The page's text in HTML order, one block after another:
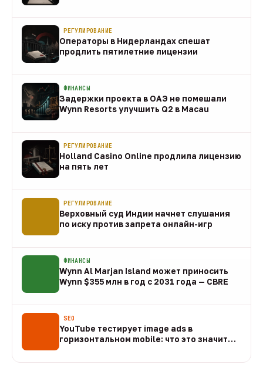
РЕГУЛИРОВАНИЕ
Операторы в Нидерландах спешат
продлить пятилетние лицензии
ФИНАНСЫ
Задержки проекта в ОАЭ не помешали
Wynn Resorts улучшить Q2 в Macau
РЕГУЛИРОВАНИЕ
Holland Casino Online продлила лицензию
на пять лет
РЕГУЛИРОВАНИЕ
Верховный суд Индии начнет слушания
по иску против запрета онлайн-игр
ФИНАНСЫ
Wynn Al Marjan Island может приносить
Wynn $355 млн в год с 2031 года — CBRE
SEO
YouTube тестирует image ads в
горизонтальном mobile: что это значит